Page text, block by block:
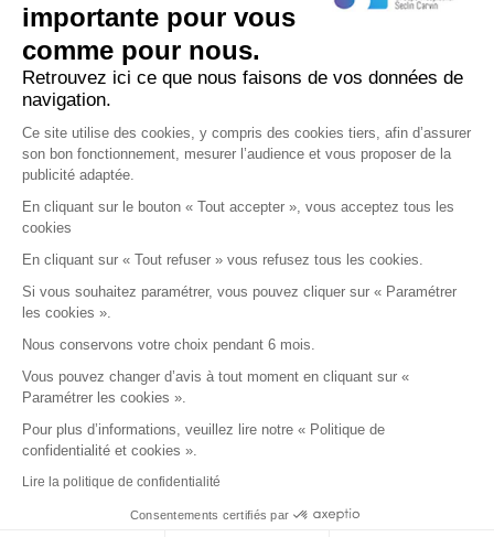
PATIENTS ET VISITEURS
URGENCES
NOUS CONTACTER
importante pour vous
comme pour nous.
Retrouvez ici ce que nous faisons de vos données de
navigation.
Ce site utilise des cookies, y compris des cookies tiers, afin d’assurer
son bon fonctionnement, mesurer l’audience et vous proposer de la
publicité adaptée.
En cliquant sur le bouton « Tout accepter », vous acceptez tous les
cookies
En cliquant sur « Tout refuser » vous refusez tous les cookies.
Si vous souhaitez paramétrer, vous pouvez cliquer sur « Paramétrer
les cookies ».
Nous conservons votre choix pendant 6 mois.
Vous pouvez changer d’avis à tout moment en cliquant sur «
Paramétrer les cookies ».
Pour plus d’informations, veuillez lire notre « Politique de
confidentialité et cookies ».
Lire la politique de confidentialité
Consentements certifiés par